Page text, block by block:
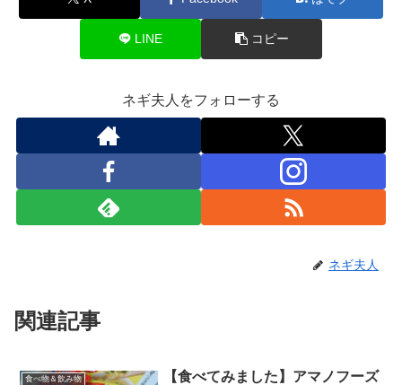
LINE コピー
ネギ夫人をフォローする
ネギ夫人
関連記事
食べ物＆飲み物
【食べてみました】アマノフーズ